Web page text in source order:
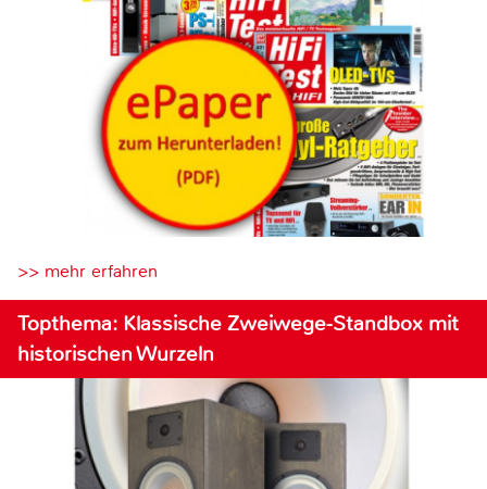
>> mehr erfahren
Topthema: Klassische Zweiwege-Standbox mit
historischen Wurzeln